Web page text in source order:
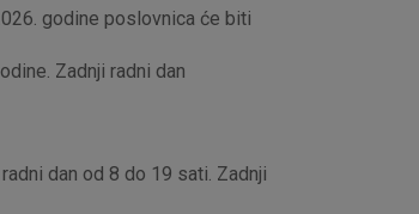
godine poslovnica će biti
Zadnji radni dan
dan od 8 do 19 sati. Zadnji